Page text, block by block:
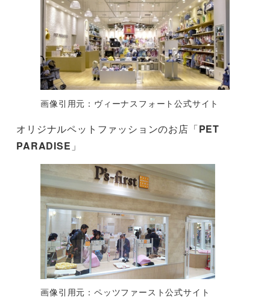
画像引用元：ヴィーナスフォート公式サイト
オリジナルペットファッションのお店「PET
PARADISE 」
画像引用元：ペッツファースト公式サイト